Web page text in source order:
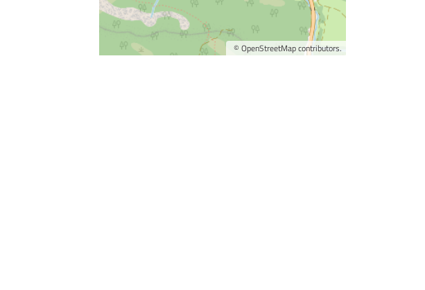
© OpenStreetMapcontributors.